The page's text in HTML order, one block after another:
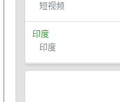
短视频
印度
印度